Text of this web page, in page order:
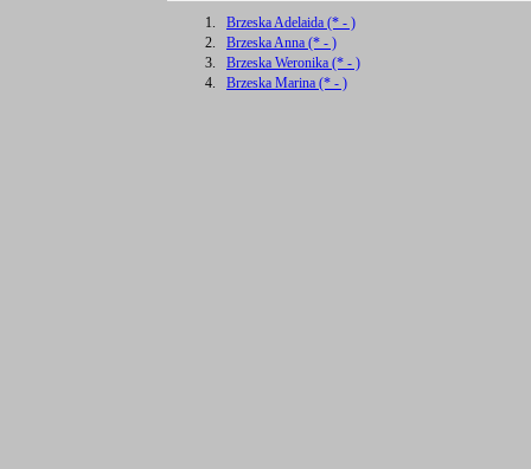
1.
Brzeska Adelaida (* - )
2.
Brzeska Anna (* - )
3.
Brzeska Weronika (* - )
4.
Brzeska Marina (* - )